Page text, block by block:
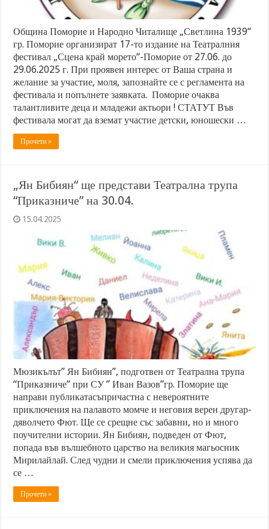
Община Поморие и Народно Читалище „Светлина 1939“
гр. Поморие организират 17-то издание на Театралния
фестивал „Сцена край морето“-Поморие от 27.06. до
29.06.2025 г. При проявен интерес от Ваша страна и
желание за участие, моля, запознайте се с регламента на
фестивала и попълнете заявката. Поморие очаква
талантливите деца и младежи актьори ! СТАТУТ Във
фестивала могат да вземат участие детски, юношески …
Прочети »
„Ян Бибиян“ ще представи Театрална трупа
“Приказниче” на 30.04.
15.04.2025
Мюзикълът” Ян Бибиян”, подготвен от Театрална трупа
“Приказниче” при СУ ” Иван Вазов”гр. Поморие ще
направи публикатасъпричастна с невероятните
приключения на палавото момче и неговия верен другар-
дяволчето Фют. Ще се срещне със забавни, но и много
поучителни истории. Ян Бибиян, подведен от Фют,
попада във вълшебното царство на великия магьосник
Мирилайлай. След чудни и смели приключения успява да
се …
Прочети »